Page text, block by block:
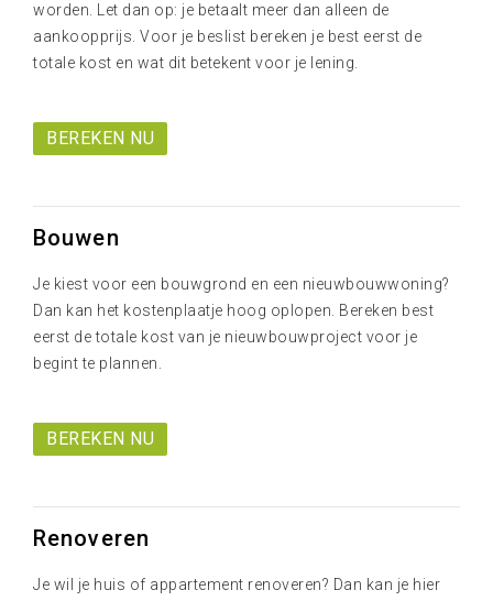
worden. Let dan op: je betaalt meer dan alleen de
aankoopprijs. Voor je beslist bereken je best eerst de
totale kost en wat dit betekent voor je lening.
BEREKEN NU
Bouwen
Je kiest voor een bouwgrond en een nieuwbouwwoning?
Dan kan het kostenplaatje hoog oplopen. Bereken best
eerst de totale kost van je nieuwbouwproject voor je
begint te plannen.
BEREKEN NU
Renoveren
Je wil je huis of appartement renoveren? Dan kan je hier